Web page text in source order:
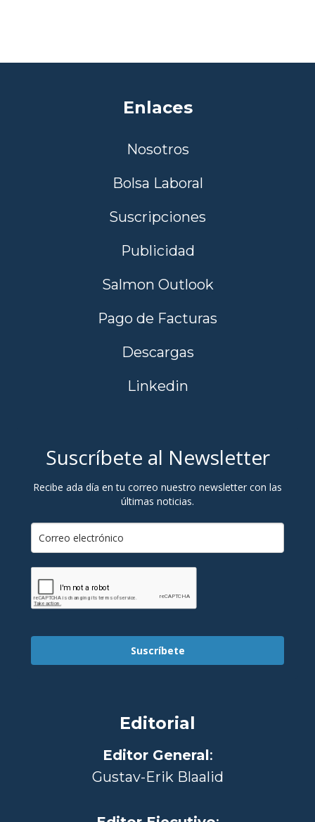
Enlaces
Nosotros
Bolsa Laboral
Suscripciones
Publicidad
Salmon Outlook
Pago de Facturas
Descargas
Linkedin
Suscríbete al Newsletter
Recibe ada día en tu correo nuestro newsletter con las
últimas noticias.
Suscríbete
Editorial
Editor General:
Gustav-Erik Blaalid